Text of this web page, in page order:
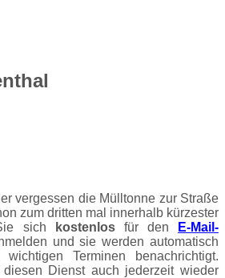
vergessen die Mülltonne zur Straße
zum dritten mal innerhalb kürzester
sich
kostenlos für den
E-Mail-
und sie werden automatisch
Terminen benachrichtigt.
Dienst auch jederzeit wieder